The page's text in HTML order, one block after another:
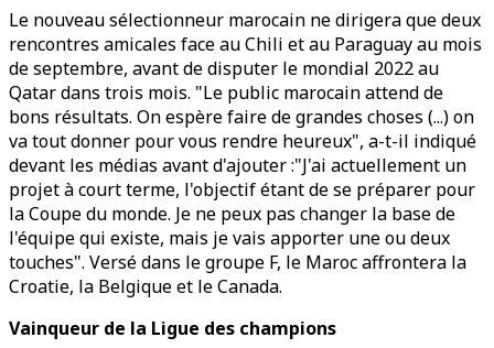
Le nouveau sélectionneur marocain ne dirigera que deux
rencontres amicales face au Chili et au Paraguay au mois
de septembre, avant de disputer le mondial 2022 au
Qatar dans trois mois. "Le public marocain attend de
bons résultats. On espère faire de grandes choses (...) on
va tout donner pour vous rendre heureux", a-t-il indiqué
devant les médias avant d'ajouter :"J'ai actuellement un
projet à court terme, l'objectif étant de se préparer pour
la Coupe du monde. Je ne peux pas changer la base de
l'équipe qui existe, mais je vais apporter une ou deux
touches". Versé dans le groupe F, le Maroc affrontera la
Croatie, la Belgique et le Canada.
Vainqueur de la Ligue des champions